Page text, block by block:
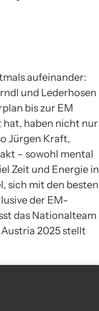
aufeinander:
und Lederhosen
bis zur EM
haben nicht nur
Jürgen Kraft,
– sowohl mental
Zeit und Energie in
sich mit den besten
der EM-
das Nationalteam
2025 stellt